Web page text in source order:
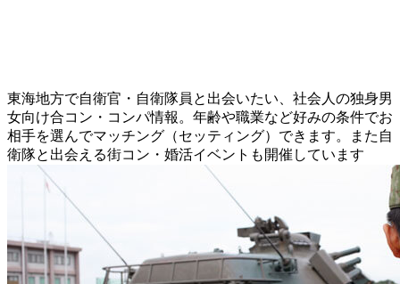
東海地方で自衛官・自衛隊員と出会いたい、社会人の独身男
女向け合コン・コンパ情報。年齢や職業など好みの条件でお
相手を選んでマッチング（セッティング）できます。また自
衛隊と出会える街コン・婚活イベントも開催しています